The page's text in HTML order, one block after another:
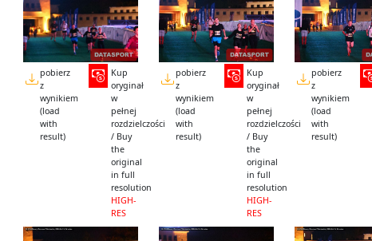
pobierz
z
wynikiem
(load
with
result)
Kup
oryginał
w
pełnej
rozdzielczości
/ Buy
the
original
in full
resolution
HIGH-
RES
pobierz
z
wynikiem
(load
with
result)
Kup
oryginał
w
pełnej
rozdzielczości
/ Buy
the
original
in full
resolution
HIGH-
RES
pobierz
z
wynikiem
(load
with
result)